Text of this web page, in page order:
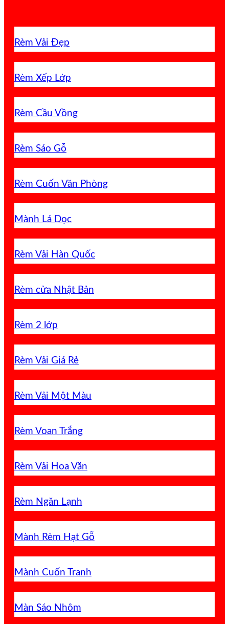
Rèm Vải Đẹp
Rèm Xếp Lớp
Rèm Cầu Vồng
Rèm Sáo Gỗ
Rèm Cuốn Văn Phòng
Mành Lá Dọc
Rèm Vải Hàn Quốc
Rèm cửa Nhật Bản
Rèm 2 lớp
Rèm Vải Giá Rẻ
Rèm Vải Một Màu
Rèm Voan Trắng
Rèm Vải Hoa Văn
Rèm Ngăn Lạnh
Mành Rèm Hạt Gỗ
Mành Cuốn Tranh
Màn Sáo Nhôm